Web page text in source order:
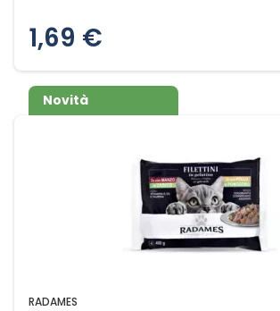
1,69 €
RADAMES
Novità